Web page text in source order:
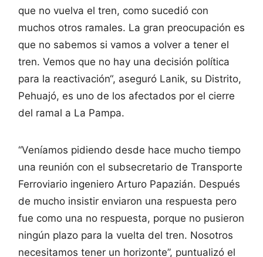
que no vuelva el tren, como sucedió con
muchos otros ramales. La gran preocupación es
que no sabemos si vamos a volver a tener el
tren. Vemos que no hay una decisión política
para la reactivación“, aseguró Lanik, su Distrito,
Pehuajó, es uno de los afectados por el cierre
del ramal a La Pampa.
“Veníamos pidiendo desde hace mucho tiempo
una reunión con el subsecretario de Transporte
Ferroviario ingeniero Arturo Papazián. Después
de mucho insistir enviaron una respuesta pero
fue como una no respuesta, porque no pusieron
ningún plazo para la vuelta del tren. Nosotros
necesitamos tener un horizonte”, puntualizó el